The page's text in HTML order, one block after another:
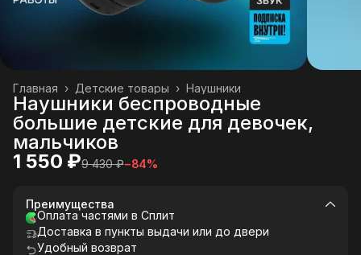
Наушники
Детские товары ›
Главная ›
Наушники беспроводные
большие детские для девочек,
мальчиков
1 550 ₽9 430 ₽−84%
Преимущества
Оплата частями в Сплит
Доставка в пункты выдачи или до двери
Удобный возврат